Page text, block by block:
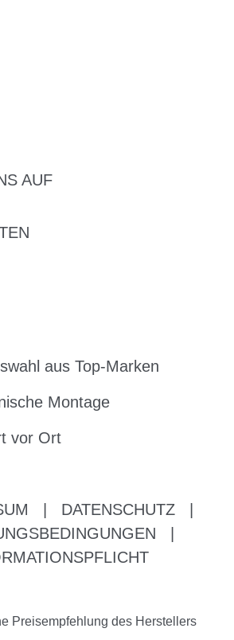
AUF
aus Top-Marken
Montage
vor Ort
DATENSCHUTZ
Preisempfehlung des Herstellers